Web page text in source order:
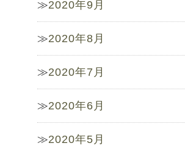
2020年9月
2020年8月
2020年7月
2020年6月
2020年5月